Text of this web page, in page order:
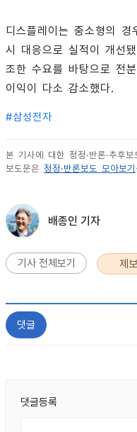
디스플레이는 중소형의
시 대응으로 실적이 개선
조한 수요를 바탕으로 전
이익이 다소 감소했다.
#삼성전자
본 기사에 대한 정정·반론·추후
보도문은 정정·반론보도 모아보기
배종인 기자
기사 전체보기 제
댓글
댓글등록